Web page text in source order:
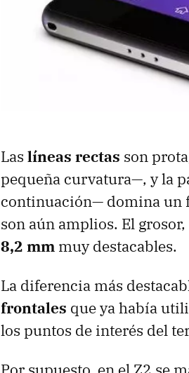
Las líneas rectas son
pequeña curvatura—, y la
continuación— domina un
son aún amplios. El
8,2 mm muy destacables.
La diferencia más
frontales que ya había
los puntos de interés del